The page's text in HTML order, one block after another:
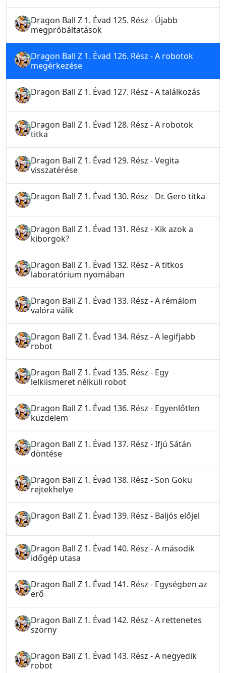
Dragon Ball Z 1. Évad 125. Rész - Újabb
megpróbáltatások
Dragon Ball Z 1. Évad 126. Rész - A robotok
megérkezése
Dragon Ball Z 1. Évad 127. Rész - A találkozás
Dragon Ball Z 1. Évad 128. Rész - A robotok
titka
Dragon Ball Z 1. Évad 129. Rész - Vegita
visszatérése
Dragon Ball Z 1. Évad 130. Rész - Dr. Gero titka
Dragon Ball Z 1. Évad 131. Rész - Kik azok a
kiborgok?
Dragon Ball Z 1. Évad 132. Rész - A titkos
laboratórium nyomában
Dragon Ball Z 1. Évad 133. Rész - A rémálom
valóra válik
Dragon Ball Z 1. Évad 134. Rész - A legifjabb
robot
Dragon Ball Z 1. Évad 135. Rész - Egy
lelkiismeret nélküli robot
Dragon Ball Z 1. Évad 136. Rész - Egyenlőtlen
küzdelem
Dragon Ball Z 1. Évad 137. Rész - Ifjú Sátán
döntése
Dragon Ball Z 1. Évad 138. Rész - Son Goku
rejtekhelye
Dragon Ball Z 1. Évad 139. Rész - Baljós előjel
Dragon Ball Z 1. Évad 140. Rész - A második
időgép utasa
Dragon Ball Z 1. Évad 141. Rész - Egységben az
erő
Dragon Ball Z 1. Évad 142. Rész - A rettenetes
szörny
Dragon Ball Z 1. Évad 143. Rész - A negyedik
robot